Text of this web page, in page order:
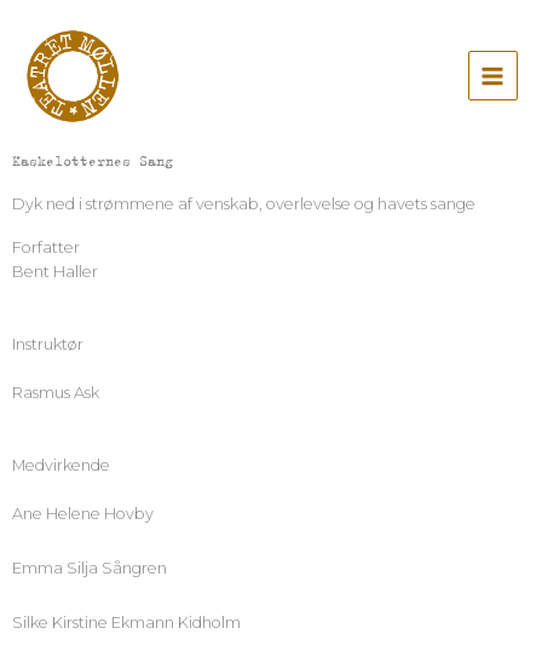
indholdet
Kaskelotternes Sang
Dyk ned i strømmene af venskab, overlevelse og havets sange
Forfatter
Bent Haller
Instruktør
Rasmus Ask
Medvirkende
Ane Helene Hovby
Emma Silja Sångren
Silke Kirstine Ekmann Kidholm